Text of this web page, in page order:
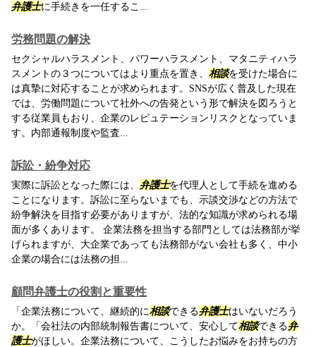
弁護士に手続きを一任するこ...
労務問題の解決
セクシャルハラスメント、パワーハラスメント、マタニティハラ
スメントの３つについてはより重点を置き、 相談を受けた場合に
は真摯に対応することが求められます。SNSが広く普及した現在
では、労働問題について社外への告発という形で解決を図ろうと
する従業員もおり、企業のレピュテーションリスクとなっていま
す。内部通報制度や監査...
訴訟・紛争対応
実際に訴訟となった際には、 弁護士を代理人として手続を進める
ことになります。訴訟に至らないまでも、示談交渉などの方法で
紛争解決を目指す必要がありますが、法的な知識が求められる場
面が多くあります。 企業法務を担当する部門としては法務部が挙
げられますが、大企業であっても法務部がない会社も多く、中小
企業の場合には法務の担...
顧問弁護士の役割と重要性
「企業法務について、継続的に相談できる弁護士はいないだろう
か。「会社法の内部統制報告書について、安心して相談できる弁
護士がほしい。企業法務について、こうしたお悩みをお持ちの方